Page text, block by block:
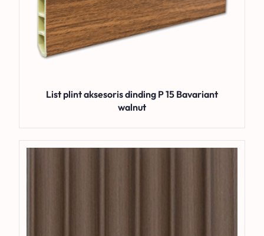
List plint aksesoris dinding P 15 Bavariant
walnut